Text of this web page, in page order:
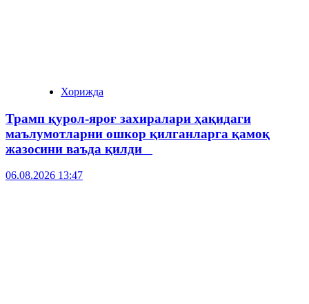
Хорижда
Трамп қурол-яроғ захиралари ҳақидаги
маълумотларни ошкор қилганларга қамоқ
жазосини ваъда қилди
06.08.2026 13:47